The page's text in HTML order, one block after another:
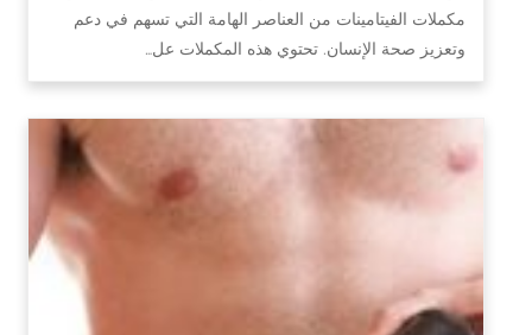
مكملات الفيتامينات من العناصر الهامة التي تسهم في دعم
وتعزيز صحة الإنسان. تحتوي هذه المكملات عل…